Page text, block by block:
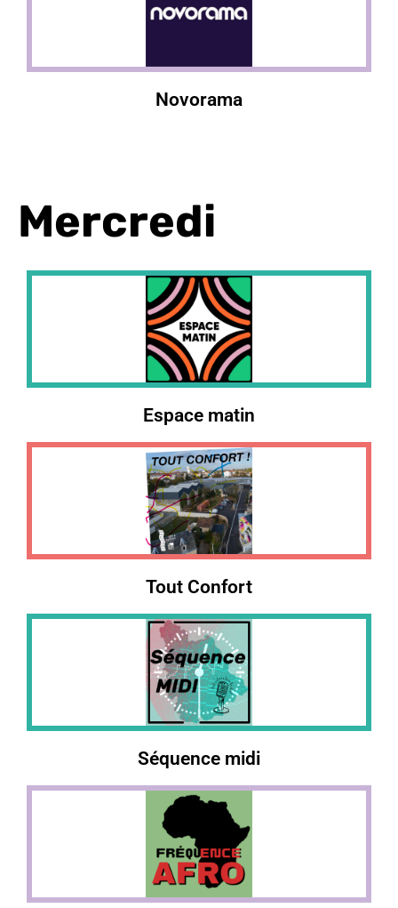
Novorama
Mercredi
Espace matin
Tout Confort
Séquence midi